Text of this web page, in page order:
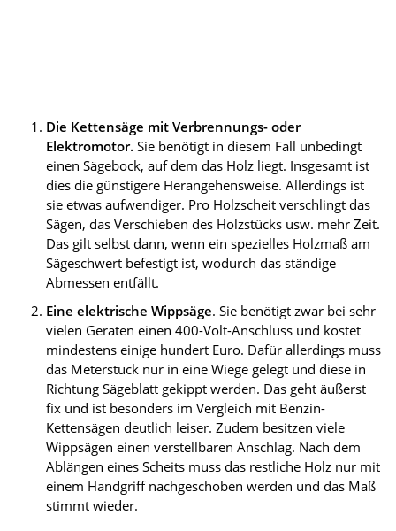
Die Kettensäge mit Verbrennungs- oder
Elektromotor. Sie benötigt in diesem Fall unbedingt
einen Sägebock, auf dem das Holz liegt. Insgesamt ist
dies die günstigere Herangehensweise. Allerdings ist
sie etwas aufwendiger. Pro Holzscheit verschlingt das
Sägen, das Verschieben des Holzstücks usw. mehr Zeit.
Das gilt selbst dann, wenn ein spezielles Holzmaß am
Sägeschwert befestigt ist, wodurch das ständige
Abmessen entfällt.
Eine elektrische Wippsäge. Sie benötigt zwar bei sehr
vielen Geräten einen 400-Volt-Anschluss und kostet
mindestens einige hundert Euro. Dafür allerdings muss
das Meterstück nur in eine Wiege gelegt und diese in
Richtung Sägeblatt gekippt werden. Das geht äußerst
fix und ist besonders im Vergleich mit Benzin-
Kettensägen deutlich leiser. Zudem besitzen viele
Wippsägen einen verstellbaren Anschlag. Nach dem
Ablängen eines Scheits muss das restliche Holz nur mit
einem Handgriff nachgeschoben werden und das Maß
stimmt wieder.